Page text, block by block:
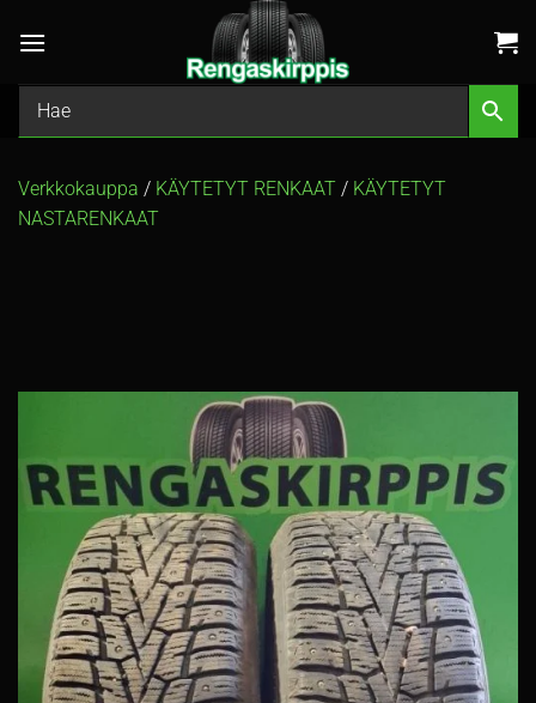
Verkkokauppa / KÄYTETYT RENKAAT / KÄYTETYT
NASTARENKAAT